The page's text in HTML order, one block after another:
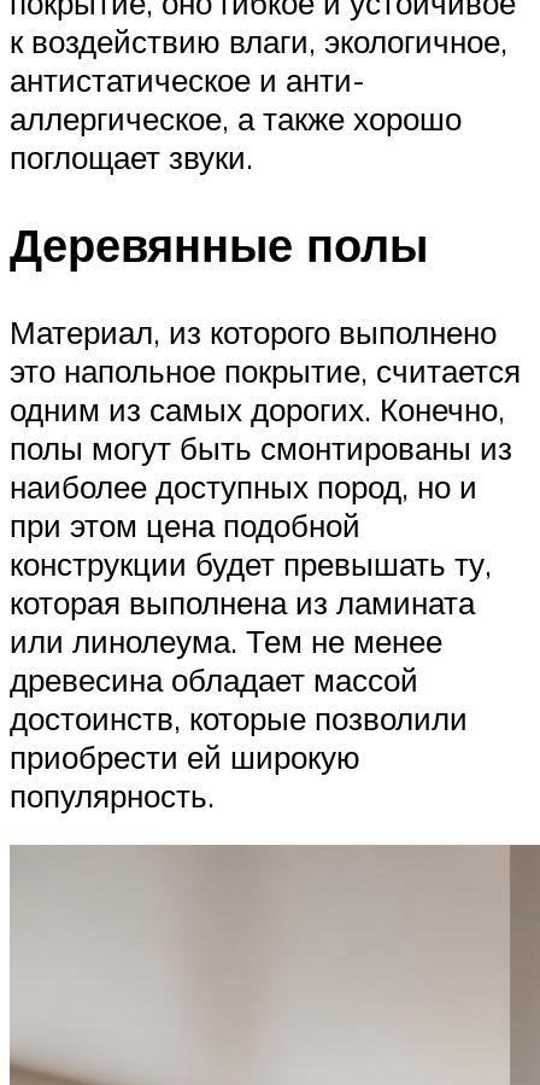
к воздействию влаги, экологичное,
антистатическое и анти-
аллергическое, а также хорошо
поглощает звуки.
Деревянные полы
Материал, из которого выполнено
это напольное покрытие, считается
одним из самых дорогих. Конечно,
полы могут быть смонтированы из
наиболее доступных пород, но и
при этом цена подобной
конструкции будет превышать ту,
которая выполнена из ламината
или линолеума. Тем не менее
древесина обладает массой
достоинств, которые позволили
приобрести ей широкую
популярность.